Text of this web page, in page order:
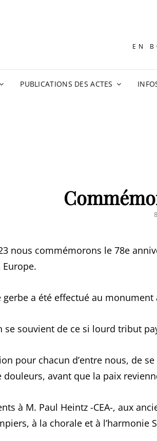
EN
PUBLICATIONS DES ACTES
nous commémorons le 78e
Europe.
gerbe a été effectué au
se souvient de ce si lourd tribut
pour chacun d’entre nous, de
douleurs, avant que la paix
à M. Paul Heintz -CEA-, aux
à la chorale et à l’harmonie